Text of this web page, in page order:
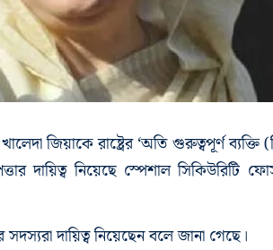
জিয়াকে রাষ্ট্রের ‘অতি গুরুত্বপূর্ণ
দায়িত্ব নিয়েছে স্পেশাল
দায়িত্ব নিয়েছেন বলে জানা গেছে।